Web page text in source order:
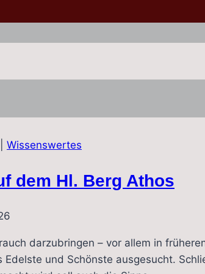
Wissenswertes
dem Hl. Berg Athos
darzubringen – vor allem in
und Schönste ausgesucht.